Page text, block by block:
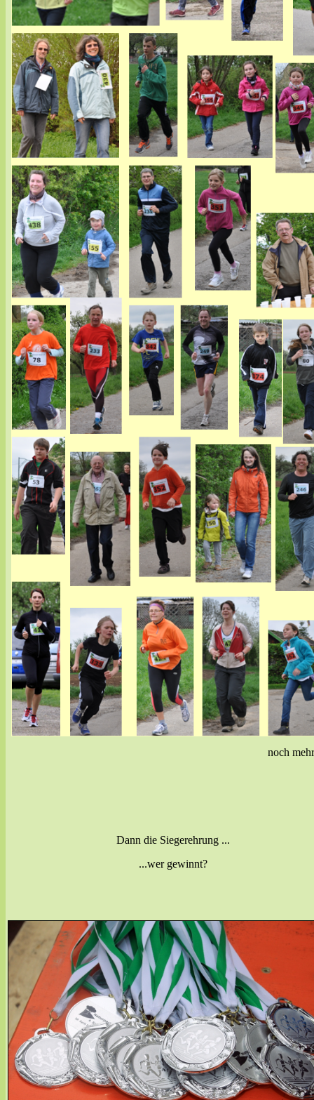
noch
Dann die Siegerehrung ...
...wer gewinnt?